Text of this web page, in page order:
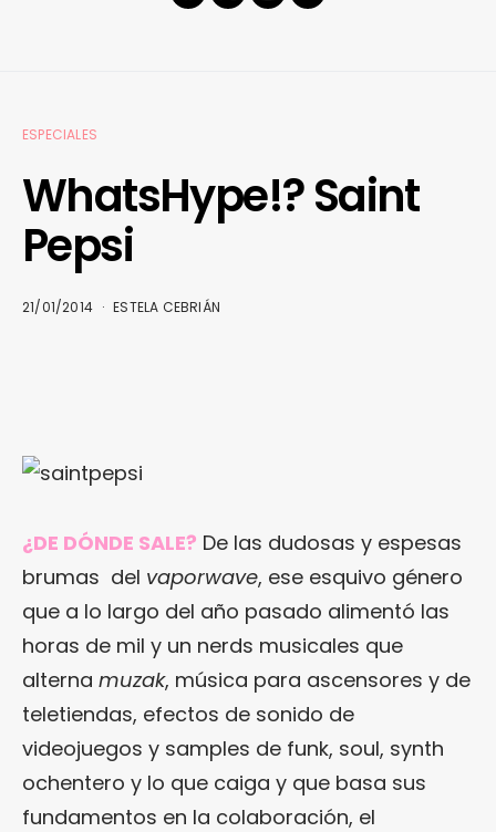
ESPECIALES
WhatsHype!? Saint
Pepsi
21/01/2014 ESTELA CEBRIÁN
¿DE DÓNDE SALE? De las dudosas y espesas
brumas del vaporwave, ese esquivo género
que a lo largo del año pasado alimentó las
horas de mil y un nerds musicales que
alterna muzak, música para ascensores y de
teletiendas, efectos de sonido de
videojuegos y samples de funk, soul, synth
ochentero y lo que caiga y que basa sus
fundamentos en la colaboración, el